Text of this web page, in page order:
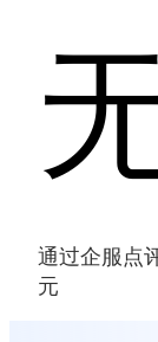
通过企服点
元